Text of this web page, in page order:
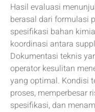
Hasil evaluasi
berasal dari formulasi
spesifikasi bahan
koordinasi antara
Dokumentasi teknis
operator kesulitan
yang optimal. Kondisi
proses, memperbesar
spesifikasi, dan